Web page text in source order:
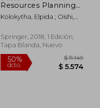
Resources Planning
and Management
Under Climate
Kolokytha, Elpida ; Oishi,
Ramesh S. V.
Springer, 2018, 1 Edición,
Tapa Blanda, Nuevo